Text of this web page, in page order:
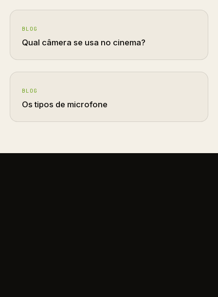
BLOG
Qual câmera se usa no cinema?
BLOG
Os tipos de microfone